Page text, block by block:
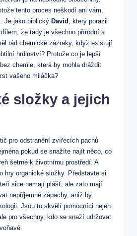
tento proces neškodí ani vám,
Je jako biblický David , který porazil
že tady je všechno přírodní a
rád chemické zázraky, když existují
hrdinství? Protože co je lepší
chemie, která by mohla dráždit
vašeho miláčka?
složky a jejich
pro odstranění zvířecích pachů
pokud se snažíte najít něco, co
šetrné k životnímu prostředí. A
hry organické složky. Představte si
sice nemají plášť, ale zato mají
nepříjemné zápachy, aniž by
Jsou to skvělí pomocníci nejen
pro všechny, kdo se snaží udržovat